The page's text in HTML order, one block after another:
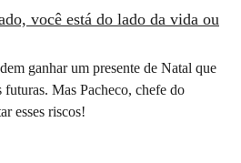
você está do lado da vida ou
ganhar um presente de Natal que
futuras. Mas Pacheco, chefe do
esses riscos!